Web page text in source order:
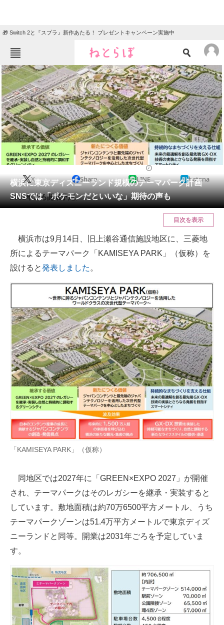
🎁 Switch 2と『スプラ』新作あたる！ プレゼントキャンペーン実施中
ねとらぼメニュー
TOP ニュース
エンタメ クイズ
グルメ 地域
住まい 教育・育児
動物 リサーチ
会員記事
メディア
ITの今と未来を見通す
スマホと通信の最新トレンド
進化するPCとデバイスの未来
好きが集まる 比べて選べる
ビジネスと働き方のヒント
AI活用のいまが分かる
企業ITのトレンドを詳説
経営リーダーのコミュニティ
マーケ×ITの今がよく分かる
ITエンジニア向け専門サイト
IT製品の技術・比較・事例
製造業のIT導入・活用を支援
モノづくり技術者専門サイト
電子設計の基本と応用
エネルギーの専門メディア
建設×テクノロジーの最前線
横浜に東京ディズニーランド規模のテーマパーク計画
SNSでは「ポケモンだといいな」期待の声も
X Share LINE hatena
2031年ごろ開業予定。
目次を表示
横浜市は9月14日、旧上瀬谷通信施設地区に、三菱地
所によるテーマパーク「KAMISEYA PARK」（仮称）を
設けると発表しました 。
「KAMISEYA PARK」（仮称）
同地区では2027年に「GREEN×EXPO 2027」が開催
され、テーマパークはそのレガシーを継承・実装すると
しています。敷地面積は約70万6500平方メートル、うち
テーマパークゾーンは51.4万平方メートルで東京ディズ
ニーランドと同等。開業は2031年ごろを予定していま
す。